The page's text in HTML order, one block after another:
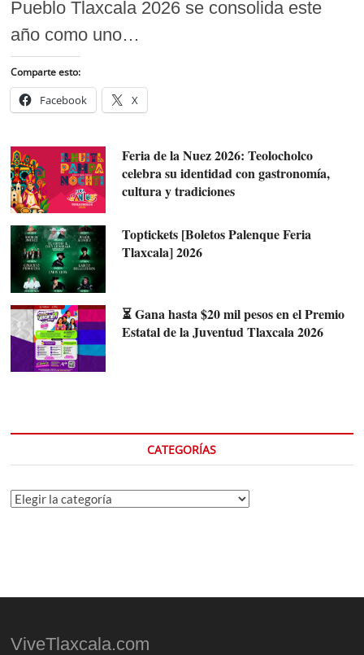
Pueblo Tlaxcala 2026 se consolida este
año como uno…
Comparte esto:
Facebook X
Feria de la Nuez 2026: Teolocholco
celebra su identidad con gastronomía,
cultura y tradiciones
Toptickets [Boletos Palenque Feria
Tlaxcala] 2026
⏳ Gana hasta $20 mil pesos en el Premio
Estatal de la Juventud Tlaxcala 2026
CATEGORÍAS
Categorías
ViveTlaxcala.com